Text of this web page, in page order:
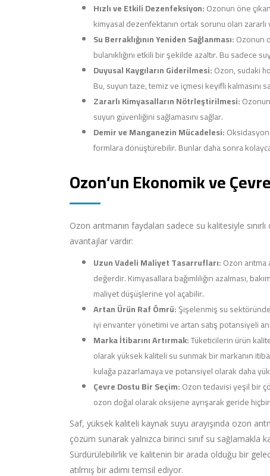
Hızlı ve Etkili Dezenfeksiyon:Ozonun öne
kimyasal dezenfektanın ortak sorunu olan
Su Berraklığının Yeniden Sağlanması:Ozonun
bulanıklığını etkili bir şekilde azaltır. Bu sadece
Duyusal Kaygıların Giderilmesi:Ozon, sudaki
Bu, suyun taze, temiz ve içmesi keyifli kalmasını
Zararlı Kimyasalların Nötrleştirilmesi:
suyun güvenliğini sağlamasını sağlar.
Demir ve Manganezin Mücadelesi:
formlara dönüştürebilir. Bunlar daha sonra
Ozon’un Ekonomik ve
Ozon arıtmanın faydaları sadece su kalitesiyle
avantajlar vardır:
Uzun Vadeli Maliyet Tasarrufları:Ozon
değerdir. Kimyasallara bağımlılığın azalması,
maliyet düşüşlerine yol açabilir.
Artan Ürün Raf Ömrü:Şişelenmiş su
iyi envanter yönetimi ve artan satış potansiyeli
Marka İtibarını Artırmak:Tüketicilerin ürün
olarak yüksek kaliteli su sunmak bir markanın
kulağa pazarlamaya ve potansiyel olarak daha
Çevre Dostu Bir Seçim:Ozon tedavisi yeşil bir
ozon doğal olarak oksijene ayrışarak geride hiçbir
Saf, yüksek kaliteli kaynak suyu arayışında ozon
çözüm sunarak yalnızca birinci sınıf su
Sürdürülebilirlik ve kalitenin bir arada olduğu bir
atılmış bir adımı temsil ediyor.